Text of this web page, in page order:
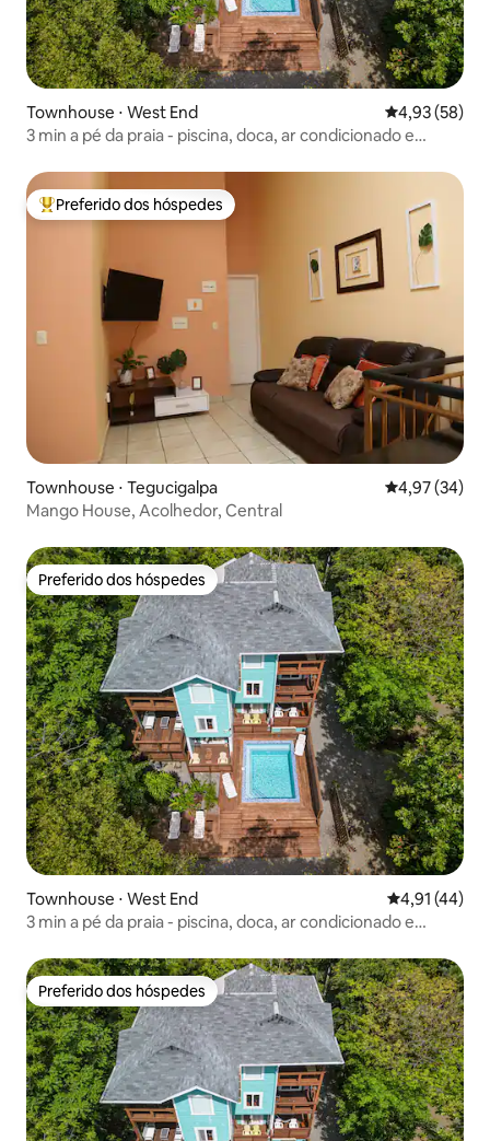
Townhouse ⋅ West End 4,93 de uma
4,93 (58)
3 min a pé da praia - piscina, doca, ar condicionado e
Entre os melhores preferidos dos hóspedes
Preferido dos hóspedes
Townhouse ⋅ Tegucigalpa 4,97 de uma
4,97 (34)
Mango House, Acolhedor, Central
Preferido dos hóspedes
Preferido dos hóspedes
Townhouse ⋅ West End 4,91 de uma
4,91 (44)
3 min a pé da praia - piscina, doca, ar condicionado e
Preferido dos hóspedes
Preferido dos hóspedes